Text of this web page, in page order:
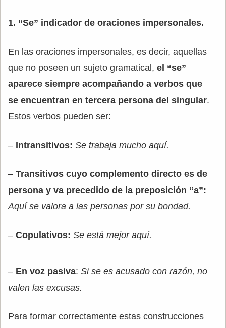
1. “Se” indicador de oraciones impersonales.
En las oraciones impersonales, es decir, aquellas
que no poseen un sujeto gramatical, el “se”
aparece siempre acompañando a verbos que
se encuentran en tercera persona del singular.
Estos verbos pueden ser:
– Intransitivos: Se trabaja mucho aquí.
– Transitivos cuyo complemento directo es de
persona y va precedido de la preposición “a”:
Aquí se valora a las personas por su bondad.
– Copulativos: Se está mejor aquí.
– En voz pasiva: Si se es acusado con razón, no
valen las excusas.
Para formar correctamente estas construcciones